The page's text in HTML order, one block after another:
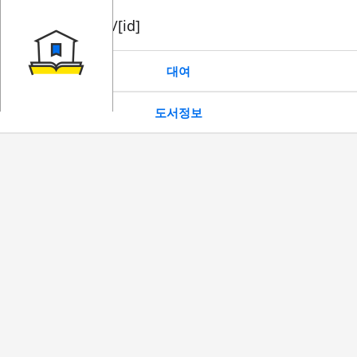
book/rent/[id]
대여
도서정보